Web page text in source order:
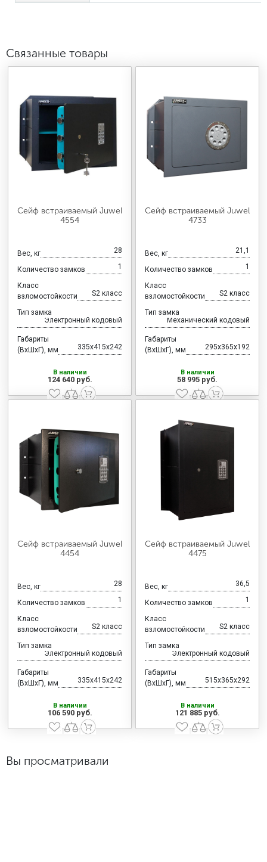
Связанные товары
Сейф встраиваемый Juwel
4554
Вес, кг 28
Количество замков 1
Класс
взломостойкости
S2 класс
Тип замка
Электронный кодовый
Габариты
(ВхШхГ), мм
335x415x242
В наличии
124 640 руб.
Сейф встраиваемый Juwel
4733
Вес, кг 21,1
Количество замков 1
Класс
взломостойкости
S2 класс
Тип замка
Механический кодовый
Габариты
(ВхШхГ), мм
295x365x192
В наличии
58 995 руб.
Сейф встраиваемый Juwel
4454
Вес, кг 28
Количество замков 1
Класс
взломостойкости
S2 класс
Тип замка
Электронный кодовый
Габариты
(ВхШхГ), мм
335x415x242
В наличии
106 590 руб.
Сейф встраиваемый Juwel
4475
Вес, кг 36,5
Количество замков 1
Класс
взломостойкости
S2 класс
Тип замка
Электронный кодовый
Габариты
(ВхШхГ), мм
515x365x292
В наличии
121 885 руб.
Вы просматривали